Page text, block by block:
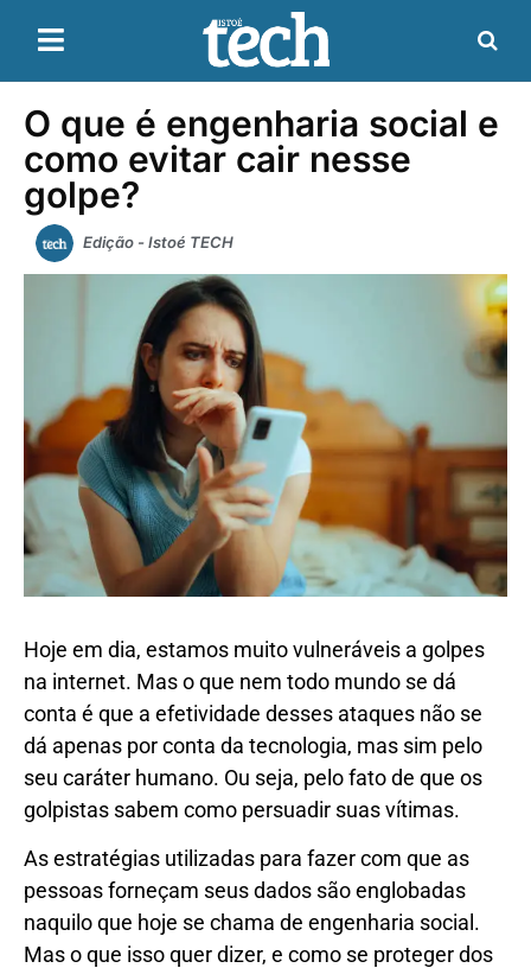
O que é engenharia social e
como evitar cair nesse
golpe?
Edição - Istoé TECH
Hoje em dia, estamos muito vulneráveis a golpes
na internet. Mas o que nem todo mundo se dá
conta é que a efetividade desses ataques não se
dá apenas por conta da tecnologia, mas sim pelo
seu caráter humano. Ou seja, pelo fato de que os
golpistas sabem como persuadir suas vítimas.
As estratégias utilizadas para fazer com que as
pessoas forneçam seus dados são englobadas
naquilo que hoje se chama de engenharia social.
Mas o que isso quer dizer, e como se proteger dos